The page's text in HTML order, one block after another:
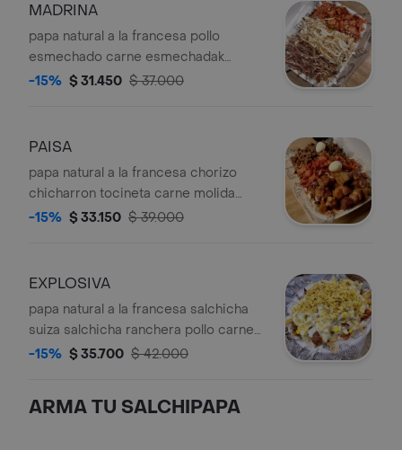
MADRINA
papa natural a la francesa pollo
esmechado carne esmechadak
tocineta maizqueso industrial salsa de
-15% $ 31.450 $ 37.000
PAISA
papa natural a la francesa chorizo
chicharron tocineta carne molida
huevos de codorniz guacamole queso
-15% $ 33.150 $ 39.000
EXPLOSIVA
papa natural a la francesa salchicha
suiza salchicha ranchera pollo carne
de res tocineta maiz guacamole quesi
-15% $ 35.700 $ 42.000
ARMA TU SALCHIPAPA